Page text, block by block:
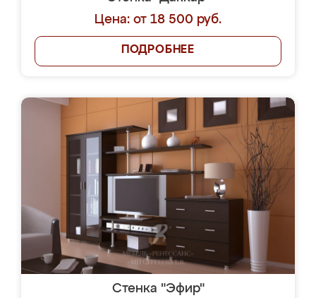
Цена: от 18 500 руб.
ПОДРОБНЕЕ
Стенка "Эфир"